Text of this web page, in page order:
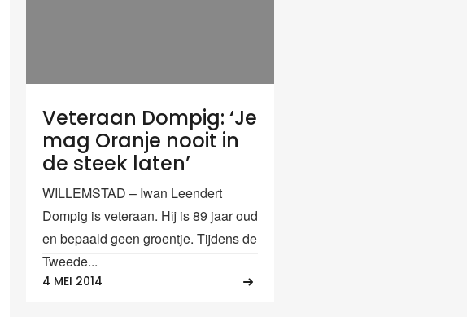
Veteraan Dompig: ‘Je
mag Oranje nooit in
de steek laten’
WILLEMSTAD – Iwan Leendert
Dompig is veteraan. Hij is 89 jaar oud
en bepaald geen groentje. Tijdens de
Tweede...
4 MEI 2014